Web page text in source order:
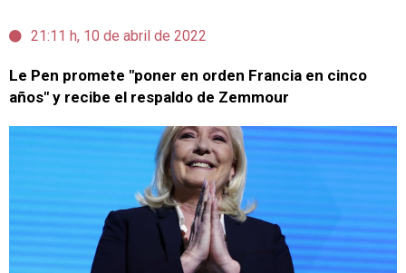
21:11 h, 10 de abril de 2022
Le Pen promete "poner en orden Francia en cinco
años" y recibe el respaldo de Zemmour